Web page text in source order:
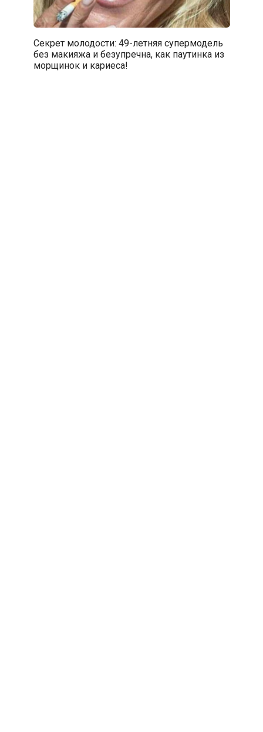
Секрет молодости: 49-летняя супермодель
без макияжа и безупречна, как паутинка из
морщинок и кариеса!